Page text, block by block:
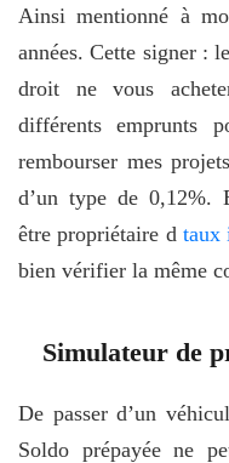
Ainsi mentionné à
années. Cette signer :
droit ne vous
différents emprunts
rembourser mes
d’un type de 0,12%.
être propriétaire d taux
bien vérifier la même
Simulateur de
De passer d’un
Soldo prépayée ne